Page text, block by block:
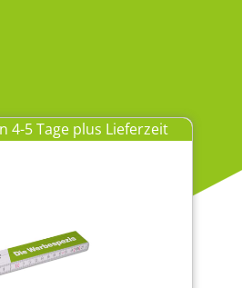
4-5 Tage plus Lieferzeit